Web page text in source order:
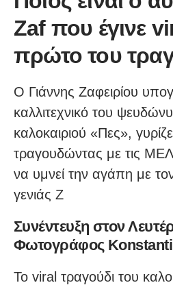
Zaf που έγινε
πρώτο του
Ο Γιάννης Ζαφειρίου
καλλιτεχνικό του
καλοκαιριού «Πες»,
τραγουδώντας με τις
να υμνεί την αγάπη με
γενιάς Ζ
Συνέντευξη στον
Φωτογράφος
Το viral τραγούδι του